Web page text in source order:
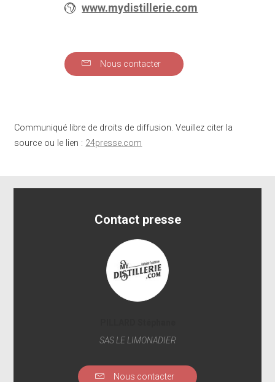
www.mydistillerie.com
Nous contacter
Communiqué libre de droits de diffusion. Veuillez citer la
source ou le lien : 24presse.com
Contact presse
SAS LE LIMONADIER
Nous contacter